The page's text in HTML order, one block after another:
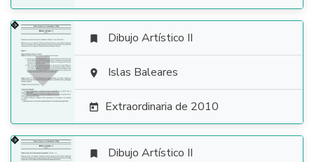

 Dibujo Artístico II
 Islas Baleares
 Extraordinaria de 2010
 Dibujo Artístico II